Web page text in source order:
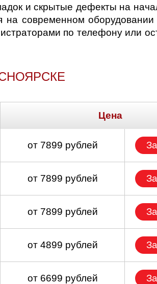
и скрытые дефекты на
современном оборудовании
по телефону или
Цена
от 7899 рублей
от 7899 рублей
от 7899 рублей
от 4899 рублей
от 6699 рублей